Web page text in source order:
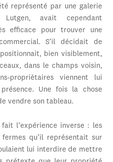
représenté par une galerie
Lutgen, avait cependant
efficace pour trouver une
S’il décidait de
bien visiblement,
dans le champs voisin,
propriètaires viennent lui
Une fois la chose
vendre son tableau.
l’expérience inverse : les
qu’il représentait sur
lui interdire de mettre